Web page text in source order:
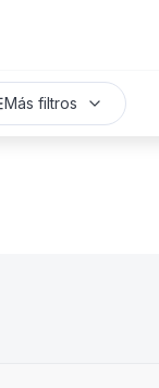
Más filtros